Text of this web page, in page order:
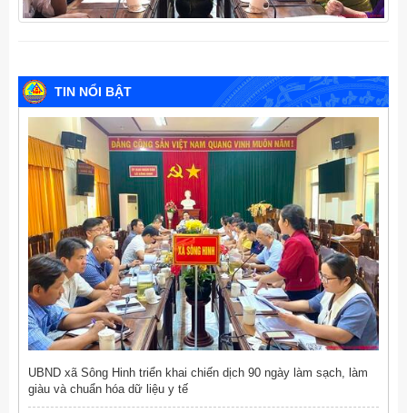
TIN NỔI BẬT
UBND xã Sông Hinh triển khai chiến dịch 90 ngày làm sạch, làm
giàu và chuẩn hóa dữ liệu y tế